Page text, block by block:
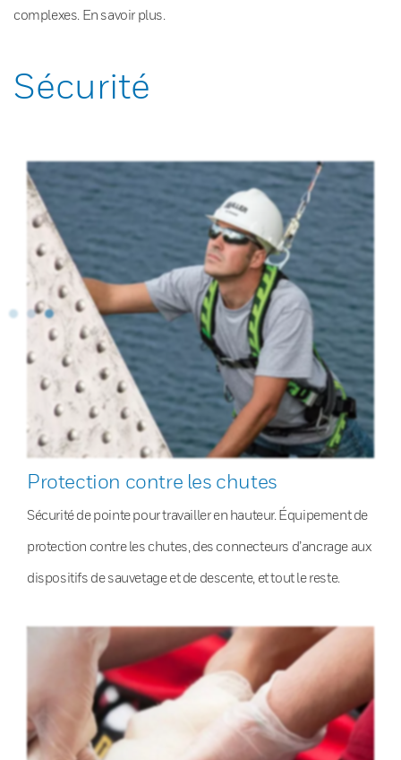
complexes. En savoir plus.
Sécurité
Protection contre les chutes
Sécurité de pointe pour travailler en hauteur. Équipement de
protection contre les chutes, des connecteurs d’ancrage aux
dispositifs de sauvetage et de descente, et tout le reste.